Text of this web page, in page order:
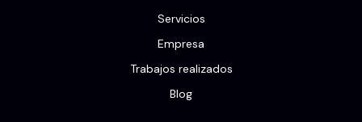
Servicios
Empresa
Trabajos realizados
Blog